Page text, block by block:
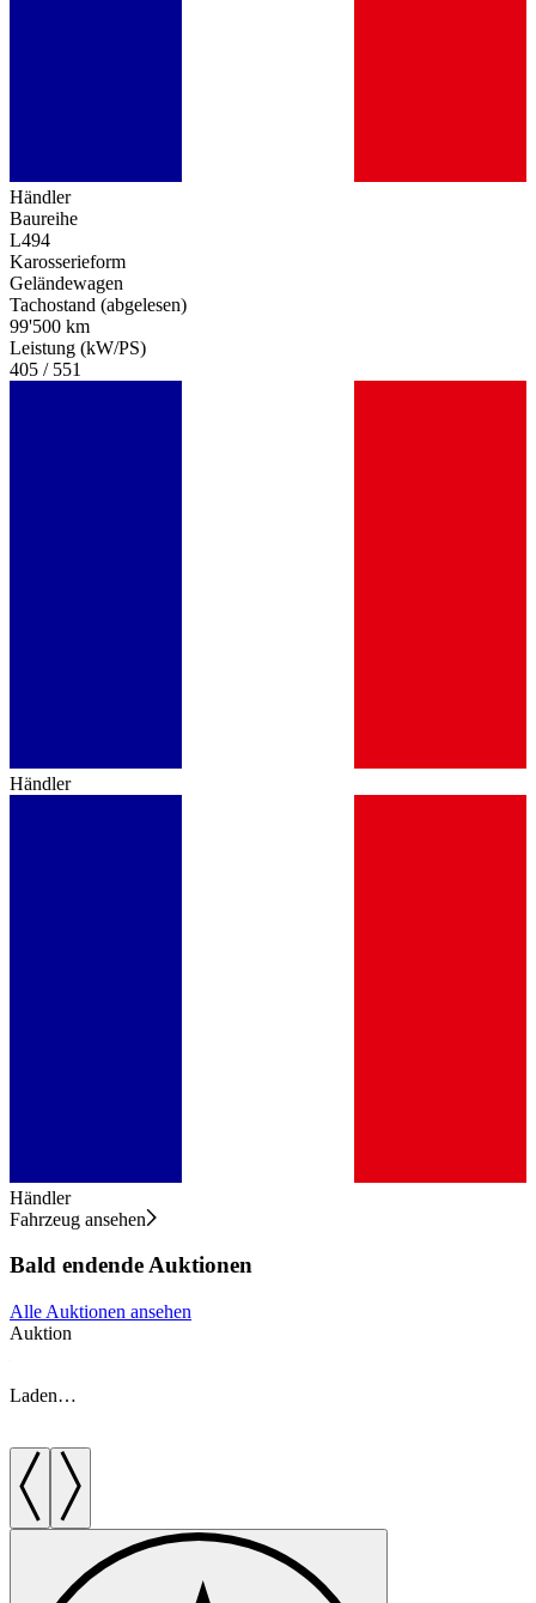
Händler
Baureihe
L494
Karosserieform
Geländewagen
Tachostand (abgelesen)
99'500 km
Leistung (kW/PS)
405 / 551
Händler
Händler
Fahrzeug ansehen
Bald endende Auktionen
Alle Auktionen ansehen
Auktion
Laden…